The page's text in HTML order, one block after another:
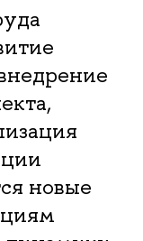
новые